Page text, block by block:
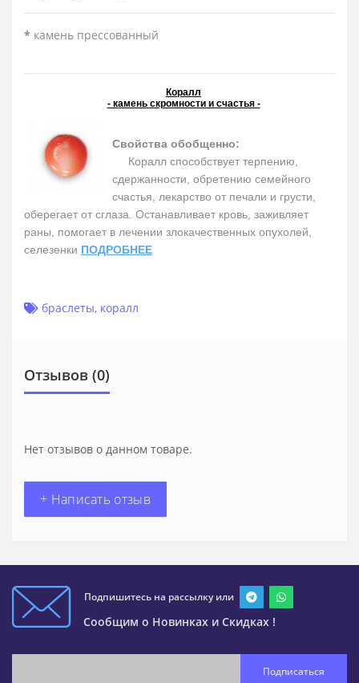
* камень прессованный
Коралл
- камень скромности и счастья -
Свойства обобщенно:
Коралл способствует терпению,
сдержанности, обретению семейного
счастья, лекарство от печали и грусти,
оберегает от сглаза. Останавливает кровь, заживляет
раны, помогает в лечении злокачественных опухолей,
селезенки ПОДРОБНЕЕ
браслеты, коралл
Отзывов (0)
Нет отзывов о данном товаре.
+ Написать отзыв
Подпишитесь на рассылку или
Сообщим о Новинках и Скидках !
Подписаться